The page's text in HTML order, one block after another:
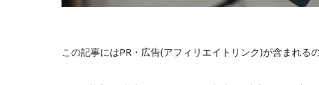
この記事にはPR・広告(アフィリエイトリンク)が含まれる